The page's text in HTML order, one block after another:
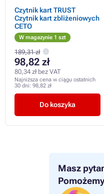
Masz
Czytnik kart TRUST
Czytnik kart zbliżeniowych
CETO
W magazynie 1 szt
189,31 zł
98,82 zł
80,34 zł bez VAT
Najniższa cena w ciągu ostatnich
30 dni: 98,82 zł
Do koszyka